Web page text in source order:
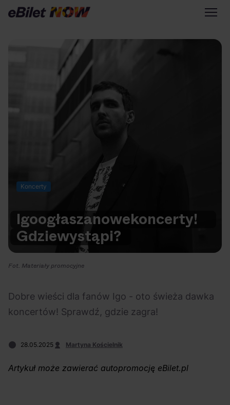
Tylko na eBilet
Zapisz się na newsletter
Przejdź na eBilet.pl
Na czasie
Kto jest
Chivasa?
Aplikacja
inicjatywą eBilet
Historia jednej piosenki
Poza nurtem
Koncerty
Igoogłaszanowekoncerty!
Gdziewystąpi?
Fot. Materiały promocyjne
Dobre wieści dla fanów Igo - oto świeża dawka
koncertów! Sprawdź, gdzie zagra!
28.05.2025 Martyna Kościelnik
Artykuł może zawierać autopromocję eBilet.pl